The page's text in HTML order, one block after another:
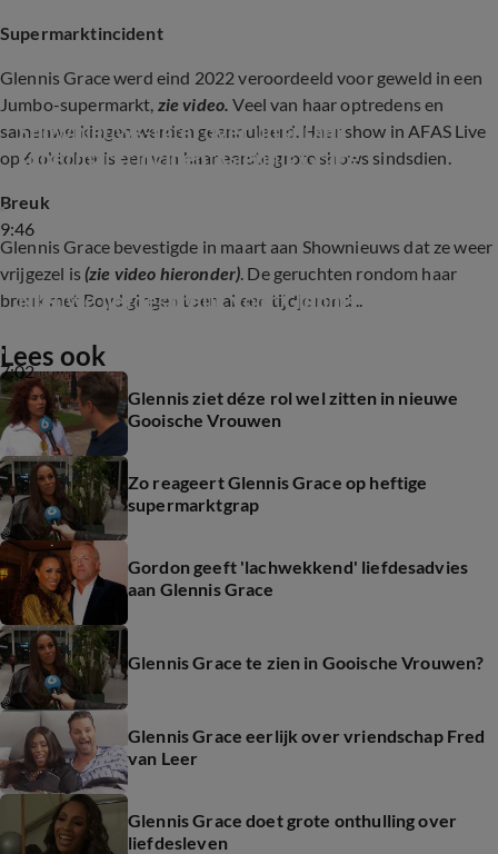
Supermarktincident
Glennis Grace werd eind 2022 veroordeeld voor geweld in een
Jumbo-supermarkt, zie video. Veel van haar optredens en
samenwerkingen werden geannuleerd. Haar show in AFAS Live
op 6 oktober is een van haar eerste grote shows sindsdien.
9:46
Shownieuws-tafel over uitspraak
supermarktincident Glennis Grace
Breuk
Glennis Grace bevestigde in maart aan Shownieuws dat ze weer
vrijgezel is (zie video hieronder). De geruchten rondom haar
breuk met Boyd gingen toen al een tijdje rond...
7:02
NIeuwe liefdesbreuk voor Glennis Grace
Lees ook
Glennis ziet déze rol wel zitten in nieuwe
Gooische Vrouwen
Zo reageert Glennis Grace op heftige
supermarktgrap
Gordon geeft 'lachwekkend' liefdesadvies
aan Glennis Grace
Glennis Grace te zien in Gooische Vrouwen?
Glennis Grace eerlijk over vriendschap Fred
van Leer
Glennis Grace doet grote onthulling over
liefdesleven